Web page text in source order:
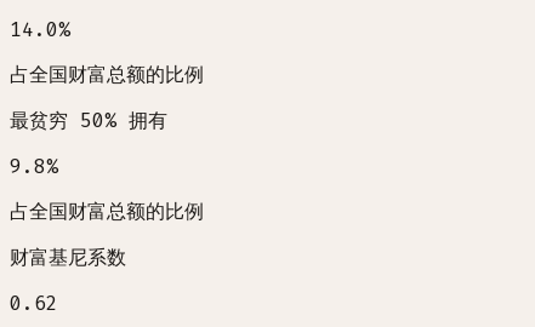
14.0%
占全国财富总额的比例
最贫穷 50% 拥有
9.8%
占全国财富总额的比例
财富基尼系数
0.62